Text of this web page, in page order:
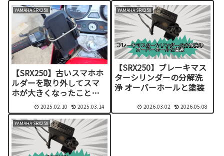
YAMAHA SRX250
【SRX250】古いスマホホ
ルダーを取り外してスマ
ホが大きくなったことを
2025.02.10 2025.03.14
YAMAHA SRX250
【SRX250】ブレーキマス
ターシリンダーの分解洗
浄 オーバーホールと塗装
2026.03.02 2026.05.08
YAMAHA SRX250